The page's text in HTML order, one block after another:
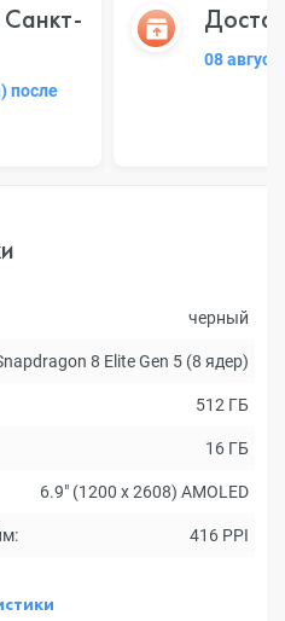
после
08
черный
8 Elite Gen 5 (8 ядер)
512 ГБ
16 ГБ
6.9" (1200 x 2608) AMOLED
416 PPI